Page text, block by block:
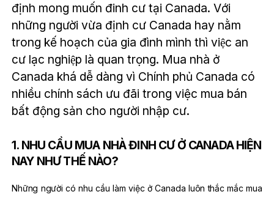
định mong muốn đinh cư tại Canada. Với
những người vừa định cư Canada hay nằm
trong kế hoạch của gia đình mình thì việc an
cư lạc nghiệp là quan trọng. Mua nhà ở
Canada khá dễ dàng vì Chính phủ Canada có
nhiều chính sách ưu đãi trong việc mua bán
bất động sản cho người nhập cư.
1. NHU CẦU MUA NHÀ ĐINH CƯ Ở CANADA HIỆN
NAY NHƯ THẾ NÀO?
Những người có nhu cầu làm việc ở Canada luôn thắc mắc mua